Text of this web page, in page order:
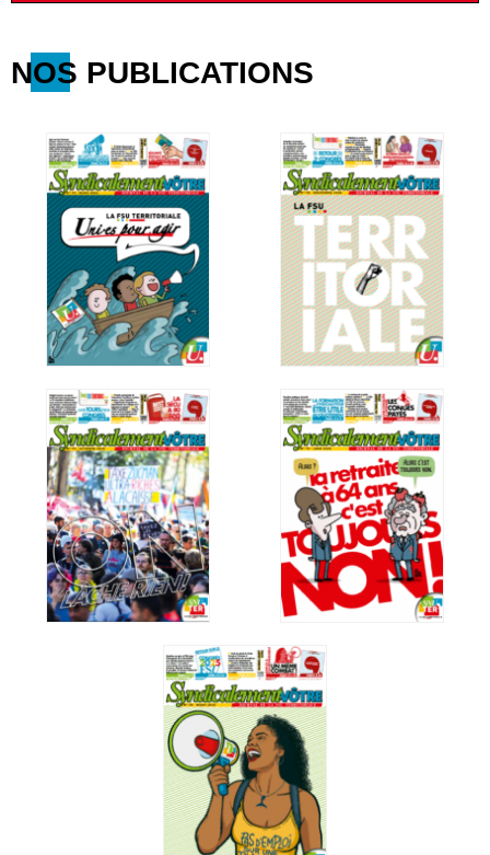
NOS PUBLICATIONS